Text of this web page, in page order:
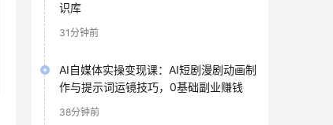
识库
31分钟前
AI自媒体实操变现课：AI短剧漫剧动画制
作与提示词运镜技巧，0基础副业赚钱
38分钟前